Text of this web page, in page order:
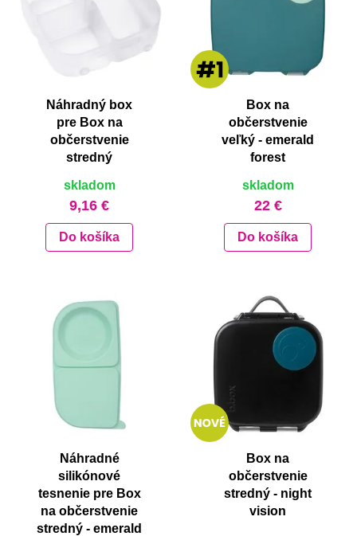
Náhradný box
pre Box na
občerstvenie
stredný
skladom
9,16 €
Do košíka
Box na
občerstvenie
veľký - emerald
forest
skladom
22 €
Do košíka
Náhradné
silikónové
tesnenie pre Box
na občerstvenie
stredný - emerald
Box na
občerstvenie
stredný - night
vision